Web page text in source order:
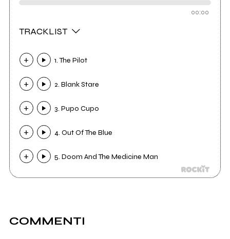
00:00
TRACKLIST
1. The Pilot
2. Blank Stare
3. Pupo Cupo
4. Out Of The Blue
5. Doom And The Medicine Man
COMMENTI